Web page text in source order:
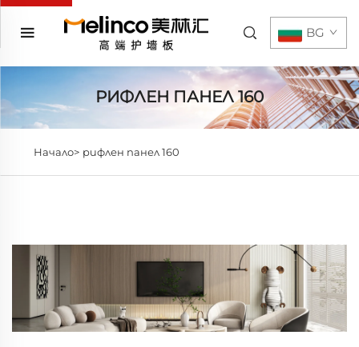
BG
РИФЛЕН ПАНЕЛ 160
Начало> рифлен панел 160